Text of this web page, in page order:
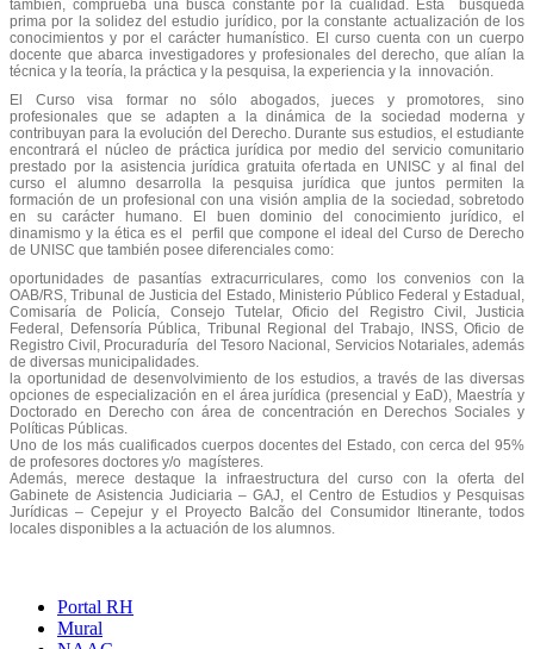
también, comprueba una busca constante por la cualidad. Esta búsqueda
prima por la solidez del estudio jurídico, por la constante actualización de los
conocimientos y por el carácter humanístico. El curso cuenta con un cuerpo
docente que abarca investigadores y profesionales del derecho, que alían la
técnica y la teoría, la práctica y la pesquisa, la experiencia y la innovación.
El Curso visa formar no sólo abogados, jueces y promotores, sino
profesionales que se adapten a la dinámica de la sociedad moderna y
contribuyan para la evolución del Derecho. Durante sus estudios, el estudiante
encontrará el núcleo de práctica jurídica por medio del servicio comunitario
prestado por la asistencia jurídica gratuita ofertada en UNISC y al final del
curso el alumno desarrolla la pesquisa jurídica que juntos permiten la
formación de un profesional con una visión amplia de la sociedad, sobretodo
en su carácter humano. El buen dominio del conocimiento jurídico, el
dinamismo y la ética es el perfil que compone el ideal del Curso de Derecho
de UNISC que también posee diferenciales como:
oportunidades de pasantías extracurriculares, como los convenios con la
OAB/RS, Tribunal de Justicia del Estado, Ministerio Público Federal y Estadual,
Comisaría de Policía, Consejo Tutelar, Oficio del Registro Civil, Justicia
Federal, Defensoría Pública, Tribunal Regional del Trabajo, INSS, Oficio de
Registro Civil, Procuraduría del Tesoro Nacional, Servicios Notariales, además
de diversas municipalidades.
la oportunidad de desenvolvimiento de los estudios, a través de las diversas
opciones de especialización en el área jurídica (presencial y EaD), Maestría y
Doctorado en Derecho con área de concentración en Derechos Sociales y
Políticas Públicas.
Uno de los más cualificados cuerpos docentes del Estado, con cerca del 95%
de profesores doctores y/o magísteres.
Además, merece destaque la infraestructura del curso con la oferta del
Gabinete de Asistencia Judiciaria – GAJ, el Centro de Estudios y Pesquisas
Jurídicas – Cepejur y el Proyecto Balcão del Consumidor Itinerante, todos
locales disponibles a la actuación de los alumnos.
Portal RH
Mural